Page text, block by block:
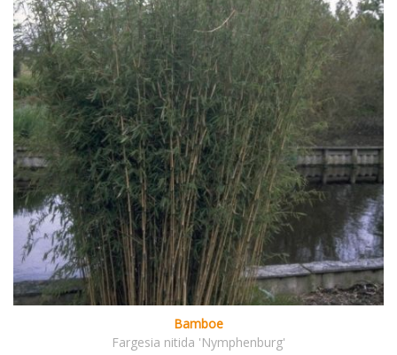
Bamboe
Fargesia nitida 'Nymphenburg'